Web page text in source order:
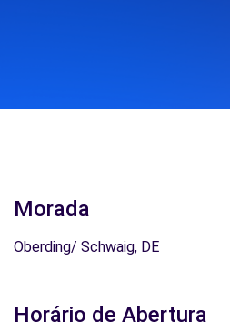
Morada
Oberding/ Schwaig, DE
Horário de Abertura